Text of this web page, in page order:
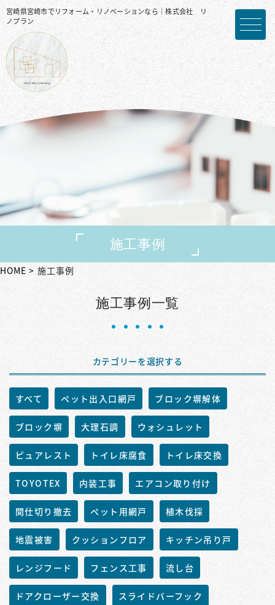
宮崎県宮崎市でリフォーム・リノベーションなら｜株式会社 リ
ノプラン
施工事例
HOME 施工事例
施工事例一覧
カテゴリーを選択する
すべて ペット出入口網戸 ブロック塀解体
ブロック塀 大理石調 ウォシュレット
ピュアレスト トイレ床腐食 トイレ床交換
TOYOTEX 内装工事 エアコン取り付け
間仕切り撤去 ペット用網戸 植木伐採
地震被害 クッションフロア キッチン吊り戸
レンジフード フェンス工事 流し台
ドアクローザー交換 スライドバーフック